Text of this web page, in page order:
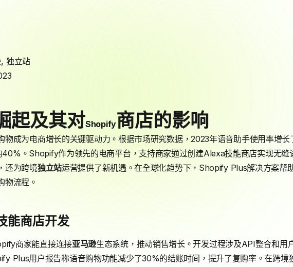
,独立站
起及其对Shopify商店的影响
物成为电商增长的关键驱动力。根据市场研究数据，2023年语音助手使用率增
。Shopify作为领先的电商平台，支持商家通过创建Alexa技能商店实现无缝
还为跨境独立站运营提供了新机遇。在全球化趋势下，Shopify Plus解决方案帮
物流程。
能商店开发
商家能直接连接亚马逊生态系统，推动销售增长。开发过程涉及API整合和用
Plus用户报告称语音购物功能减少了30%的结账时间，提升了复购率。在跨境